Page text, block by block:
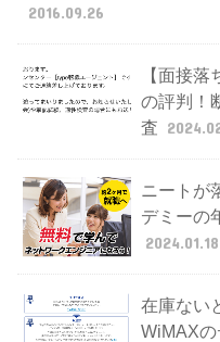
2016.09.26
【面接
の評判！
査
ニートが
デミーの
2024.01.18
在庫ない
WiMAX